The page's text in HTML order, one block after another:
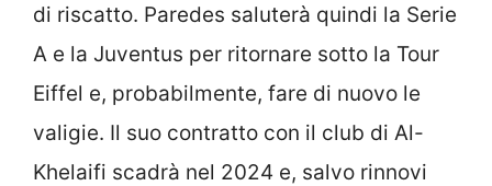
di riscatto. Paredes saluterà quindi la Serie
A e la Juventus per ritornare sotto la Tour
Eiffel e, probabilmente, fare di nuovo le
valigie. Il suo contratto con il club di Al-
Khelaifi scadrà nel 2024 e, salvo rinnovi